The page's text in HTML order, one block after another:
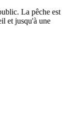
La pêche est
et jusqu'à une